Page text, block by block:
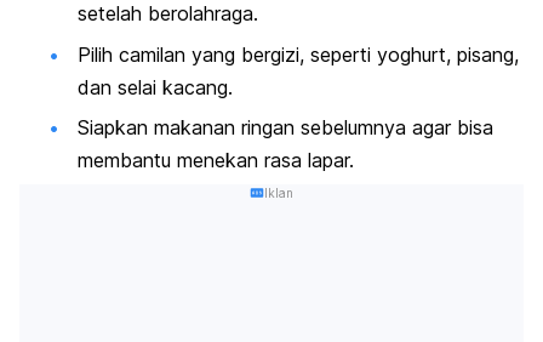
setelah berolahraga.
Pilih camilan yang bergizi, seperti yoghurt, pisang,
dan selai kacang.
Siapkan makanan ringan sebelumnya agar bisa
membantu menekan rasa lapar.
Iklan